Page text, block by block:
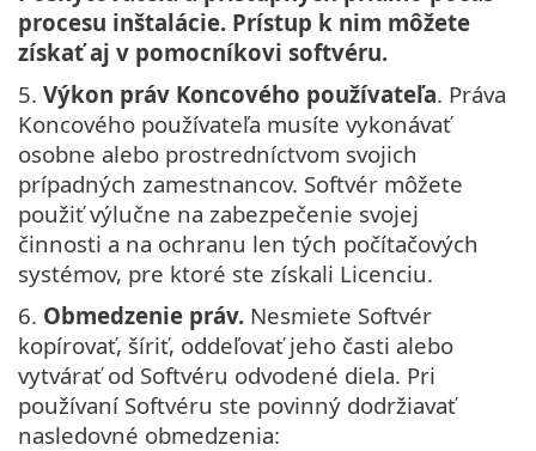
procesu inštalácie. Prístup k nim môžete
získať aj v pomocníkovi softvéru.
5. Výkon práv Koncového používateľa. Práva
Koncového používateľa musíte vykonávať
osobne alebo prostredníctvom svojich
prípadných zamestnancov. Softvér môžete
použiť výlučne na zabezpečenie svojej
činnosti a na ochranu len tých počítačových
systémov, pre ktoré ste získali Licenciu.
6. Obmedzenie práv. Nesmiete Softvér
kopírovať, šíriť, oddeľovať jeho časti alebo
vytvárať od Softvéru odvodené diela. Pri
používaní Softvéru ste povinný dodržiavať
nasledovné obmedzenia: